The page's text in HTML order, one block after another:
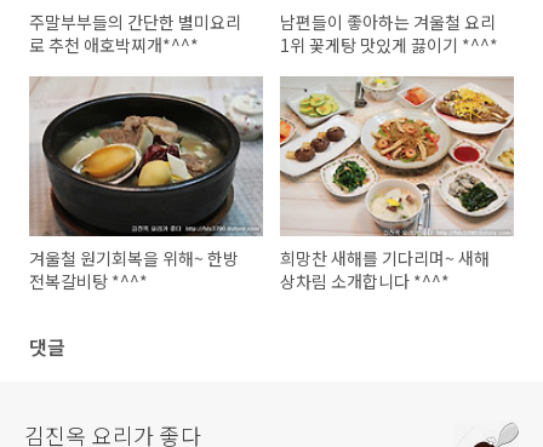
주말부부들의 간단한 별미요리
로 추천 애호박찌개*^^*
남편들이 좋아하는 겨울철 요리
1위 꽃게탕 맛있게 끓이기 *^^*
겨울철 원기회복을 위해~ 한방
전복갈비탕 *^^*
희망찬 새해를 기다리며~ 새해
상차림 소개합니다 *^^*
댓글
김진옥 요리가 좋다